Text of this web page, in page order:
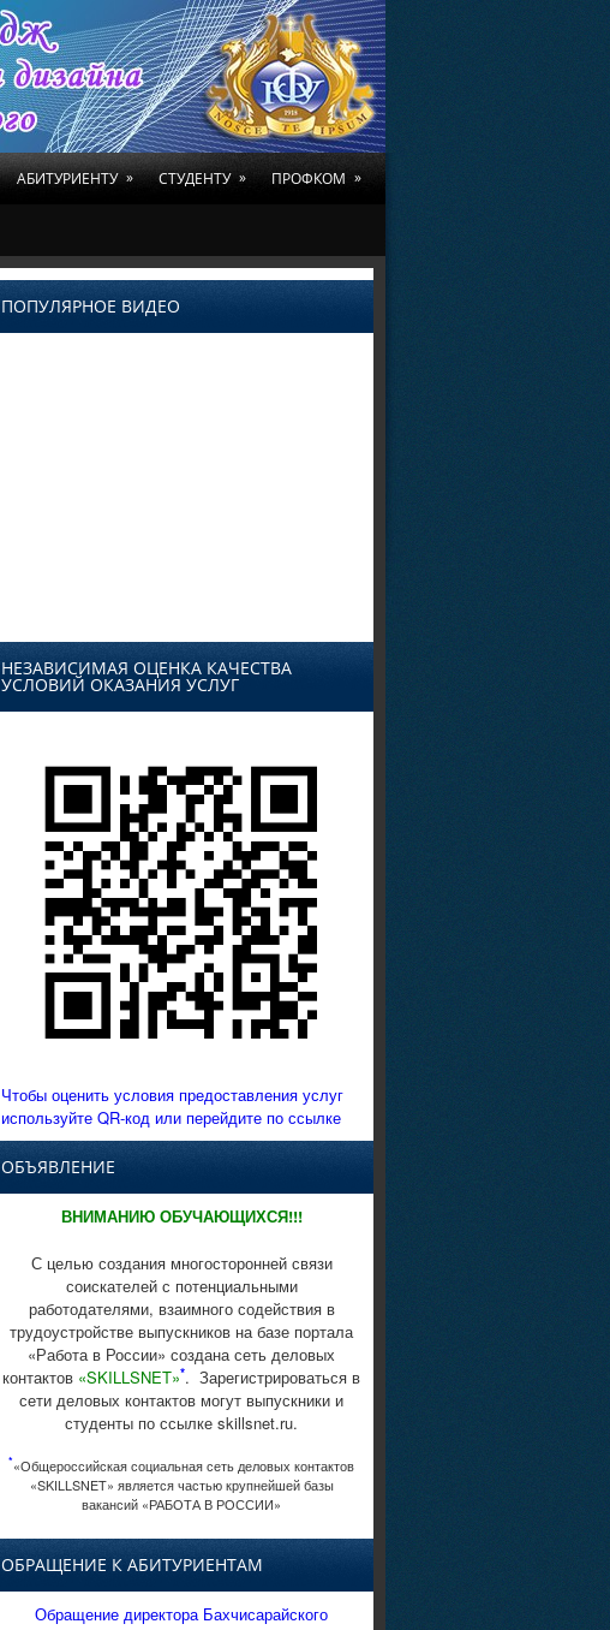
АБИТУРИЕНТУ » СТУДЕНТУ » ПРОФКОМ »
ПОПУЛЯРНОЕ ВИДЕО
НЕЗАВИСИМАЯ ОЦЕНКА КАЧЕСТВА
УСЛОВИЙ ОКАЗАНИЯ УСЛУГ
Чтобы оценить условия предоставления услуг
используйте QR-код или перейдите по ссылке
ОБЪЯВЛЕНИЕ
ВНИМАНИЮ ОБУЧАЮЩИХСЯ!!!
С целью создания многосторонней связи
соискателей с потенциальными
работодателями, взаимного содействия в
трудоустройстве выпускников на базе портала
«Работа в России» создана сеть деловых
контактов «SKILLSNET»*. Зарегистрироваться в
сети деловых контактов могут выпускники и
студенты по ссылке skillsnet.ru.
*«Общероссийская социальная сеть деловых контактов
«SKILLSNET» является частью крупнейшей базы
вакансий «РАБОТА В РОССИИ»
ОБРАЩЕНИЕ К АБИТУРИЕНТАМ
Обращение директора Бахчисарайского